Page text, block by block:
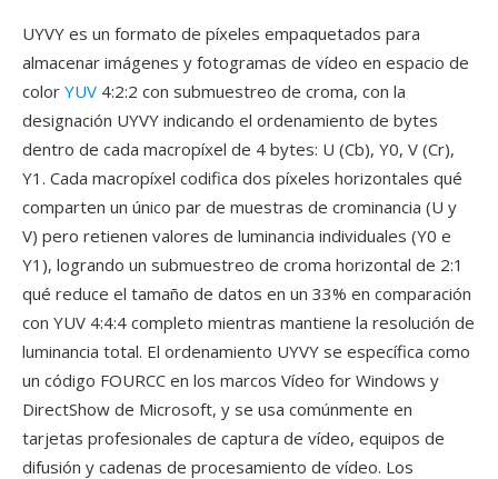
UYVY es un formato de píxeles empaquetados para
almacenar imágenes y fotogramas de vídeo en espacio de
color YUV 4:2:2 con submuestreo de croma, con la
designación UYVY indicando el ordenamiento de bytes
dentro de cada macropíxel de 4 bytes: U (Cb), Y0, V (Cr),
Y1. Cada macropíxel codifica dos píxeles horizontales qué
comparten un único par de muestras de crominancia (U y
V) pero retienen valores de luminancia individuales (Y0 e
Y1), logrando un submuestreo de croma horizontal de 2:1
qué reduce el tamaño de datos en un 33% en comparación
con YUV 4:4:4 completo mientras mantiene la resolución de
luminancia total. El ordenamiento UYVY se específica como
un código FOURCC en los marcos Vídeo for Windows y
DirectShow de Microsoft, y se usa comúnmente en
tarjetas profesionales de captura de vídeo, equipos de
difusión y cadenas de procesamiento de vídeo. Los